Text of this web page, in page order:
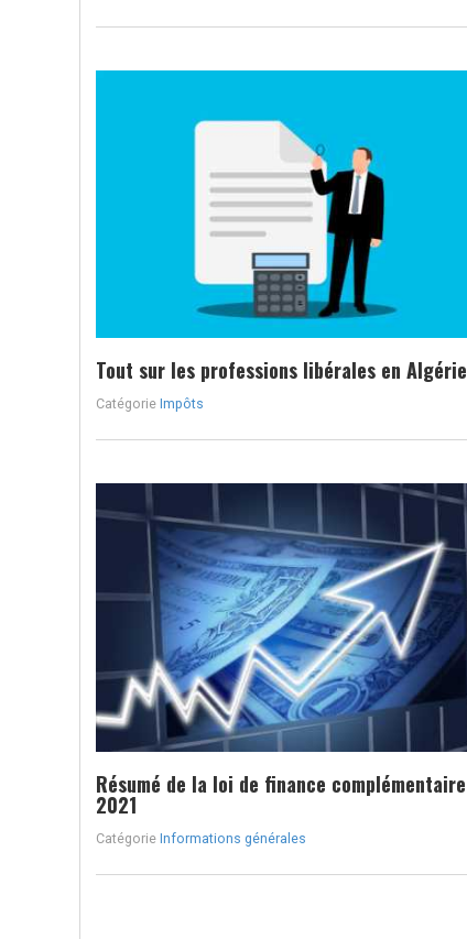
Tout sur les professions libérales en Algérie
Catégorie Impôts
Résumé de la loi de finance complémentaire
2021
Catégorie Informations générales